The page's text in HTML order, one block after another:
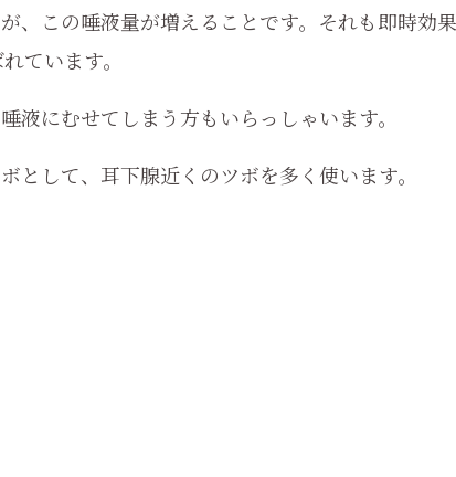
、この唾液量が増えることです。それも即時効果
ています。
にむせてしまう方もいらっしゃいます。
して、耳下腺近くのツボを多く使います。